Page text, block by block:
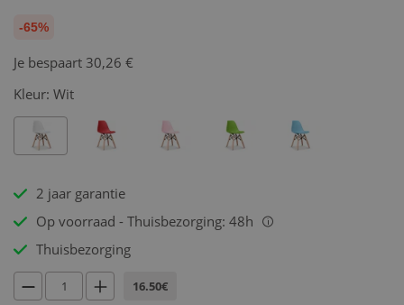
-65%
Je bespaart 30,26 €
Kleur: Wit
2 jaar garantie
Op voorraad - Thuisbezorging: 48h
i
Thuisbezorging
16.50€